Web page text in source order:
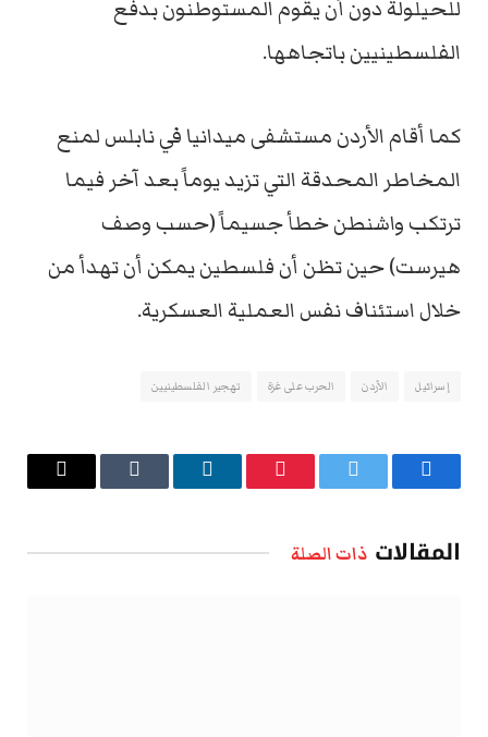
للحيلولة دون أن يقوم المستوطنون بدفع
الفلسطينيين باتجاهها.
كما أقام الأردن مستشفى ميدانيا في نابلس لمنع
المخاطر المحدقة التي تزيد يوماً بعد آخر فيما
ترتكب واشنطن خطأ جسيماً (حسب وصف
هيرست) حين تظن أن فلسطين يمكن أن تهدأ من
خلال استئناف نفس العملية العسكرية.
إسرائيل الأردن الحرب على غزة تهجير الفلسطينيين
فيسبوك تويتر بينتيريستلينكدإن Tumblr
البريد
المقالات ذات الصلة